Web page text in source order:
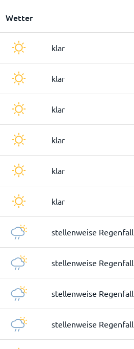
Wetter
klar
klar
klar
klar
klar
klar
stellenweise Regenfall
stellenweise Regenfall
stellenweise Regenfall
stellenweise Regenfall